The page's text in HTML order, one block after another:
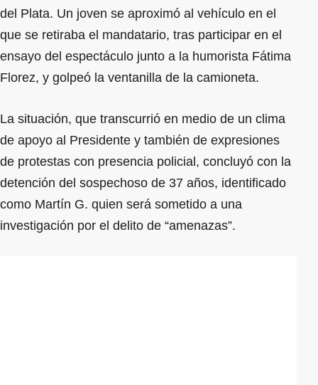
del Plata. Un joven se aproximó al vehículo en el
que se retiraba el mandatario, tras participar en el
ensayo del espectáculo junto a la humorista Fátima
Florez, y golpeó la ventanilla de la camioneta.
La situación, que transcurrió en medio de un clima
de apoyo al Presidente y también de expresiones
de protestas con presencia policial, concluyó con la
detención del sospechoso de 37 años, identificado
como Martín G. quien será sometido a una
investigación por el delito de “amenazas”.